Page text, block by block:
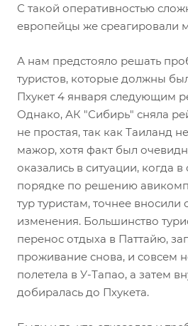
С такой оперативностью
европейцы же среагировали
А нам предстояло решать
туристов, которые должны
Пхукет 4 января следующим
Однако, АК "Сибирь" сняла
не простая, так как Таиланд
мажор, хотя факт был
оказались в ситуации, когда
порядке по решению
тур туристам, точнее вносили
изменения. Большинство
перенос отдыха в Паттайю,
проживание снова, и совсем
полетела в У-Тапао, а затем
добиралась до Пхукета.